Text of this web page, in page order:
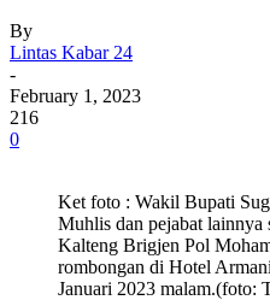
By
Lintas Kabar 24
-
February 1, 2023
216
0
Ket foto : Wakil Bupati
Muhlis dan pejabat lainnya
Kalteng Brigjen Pol
rombongan di Hotel
Januari 2023 malam.(foto: